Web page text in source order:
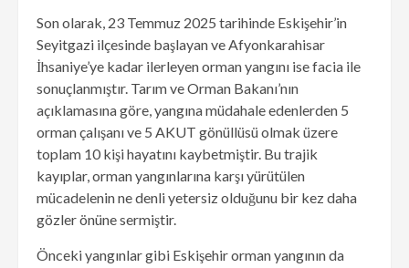
Son olarak, 23 Temmuz 2025 tarihinde Eskişehir’in
Seyitgazi ilçesinde başlayan ve Afyonkarahisar
İhsaniye’ye kadar ilerleyen orman yangını ise facia ile
sonuçlanmıştır. Tarım ve Orman Bakanı’nın
açıklamasına göre, yangına müdahale edenlerden 5
orman çalışanı ve 5 AKUT gönüllüsü olmak üzere
toplam 10 kişi hayatını kaybetmiştir. Bu trajik
kayıplar, orman yangınlarına karşı yürütülen
mücadelenin ne denli yetersiz olduğunu bir kez daha
gözler önüne sermiştir.
Önceki yangınlar gibi Eskişehir orman yangının da